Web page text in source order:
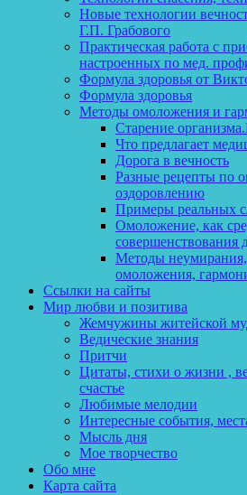
Новые технологии
Г.П. Грабового
Практическая работа с
настроенных по мед.
Формула здоровья от
Формула здоровья
Методы омоложения и
Старение
Что предлагает
Дорога в вечность
Разные рецепты по
оздоровлению
Примеры реальных
Омоложение, как
совершенствования
Методы
омоложения,
Ссылки на сайты
Мир любви и позитива
Жемчужины житейской
Ведические знания
Притчи
Цитаты, стихи о жизни ,
счастье
Любимые мелодии
Интересные события,
Мысль дня
Мое творчество
Обо мне
Карта сайта